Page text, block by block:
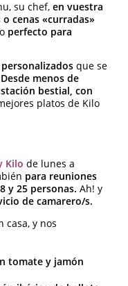
su chef, en vuestra
cenas «curradas»
perfecto para
personalizados que se
Desde menos de
bestial, con
platos de Kilo
Kilo de lunes a
para reuniones
y 25 personas. Ah! y
de camarero/s.
casa, y nos
tomate y jamón